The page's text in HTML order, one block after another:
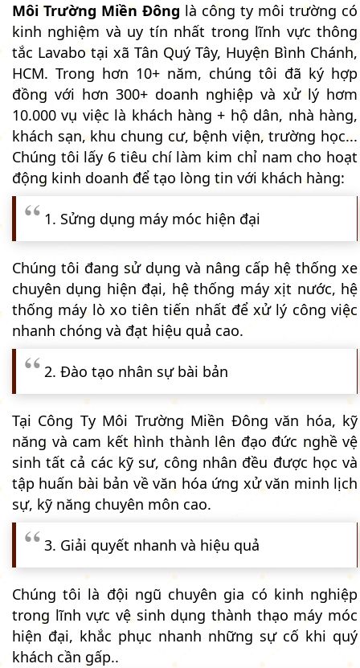
Môi Trường Miền Đông là công ty môi trường có
kinh nghiệm và uy tín nhất trong lĩnh vực thông
tắc Lavabo tại xã Tân Quý Tây, Huyện Bình Chánh,
HCM. Trong hơn 10+ năm, chúng tôi đã ký hợp
đồng với hơn 300+ doanh nghiệp và xử lý hơm
10.000 vụ việc là khách hàng + hộ dân, nhà hàng,
khách sạn, khu chung cư, bệnh viện, trường học...
Chúng tôi lấy 6 tiêu chí làm kim chỉ nam cho hoạt
động kinh doanh để tạo lòng tin với khách hàng:
1. Sửng dụng máy móc hiện đại
Chúng tôi đang sử dụng và nâng cấp hệ thống xe
chuyên dụng hiện đại, hệ thống máy xịt nước, hệ
thống máy lò xo tiên tiến nhất để xử lý công việc
nhanh chóng và đạt hiệu quả cao.
2. Đào tạo nhân sự bài bản
Tại Công Ty Môi Trường Miền Đông văn hóa, kỹ
năng và cam kết hình thành lên đạo đức nghề vệ
sinh tất cả các kỹ sư, công nhân đều được học và
tập huấn bài bản về văn hóa ứng xử văn minh lịch
sự, kỹ năng chuyên môn cao.
3. Giải quyết nhanh và hiệu quả
Chúng tôi là đội ngũ chuyên gia có kinh nghiệp
trong lĩnh vực vệ sinh dụng thành thạo máy móc
hiện đại, khắc phục nhanh những sự cố khi quý
khách cần gấp..